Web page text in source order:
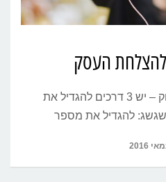
העסק
על פי ג'יי אברהם, גורו בשיווק – יש 3 דרכים להגדיל את
להגדיל את מספר